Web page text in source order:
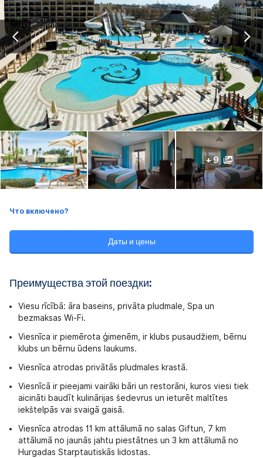
+ 9
Что включено?
Даты и цены
Преимущества этой поездки:
Viesu rīcībā: āra baseins, privāta pludmale, Spa un
bezmaksas Wi-Fi.
Viesnīca ir piemērota ģimenēm, ir klubs pusaudžiem, bērnu
klubs un bērnu ūdens laukums.
Viesnīca atrodas privātās pludmales krastā.
Viesnīcā ir pieejami vairāki bāri un restorāni, kuros viesi tiek
aicināti baudīt kulinārijas šedevrus un ieturēt maltītes
iekštelpās vai svaigā gaisā.
Viesnīca atrodas 11 km attālumā no salas Giftun, 7 km
attālumā no jaunās jahtu piestātnes un 3 km attālumā no
Hurgadas Starptautiskās lidostas.